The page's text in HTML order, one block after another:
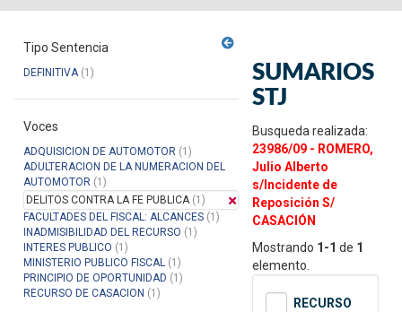
Sumarios del STJ
Manual del Usuario
Tipo Sentencia
DEFINITIVA(1)
Voces
ADQUISICION DE AUTOMOTOR (1)
ADULTERACION DE LA NUMERACION DEL
AUTOMOTOR (1)
DELITOS CONTRA LA FE PUBLICA(1)
FACULTADES DEL FISCAL: ALCANCES (1)
INADMISIBILIDAD DEL RECURSO (1)
INTERES PUBLICO (1)
MINISTERIO PUBLICO FISCAL (1)
PRINCIPIO DE OPORTUNIDAD (1)
RECURSO DE CASACION (1)
SUMARIOS
STJ
Busqueda realizada:
23986/09 - ROMERO,
Julio Alberto
s/Incidente de
Reposición S/
CASACIÓN
Mostrando 1-1 de 1
elemento.
RECURSO